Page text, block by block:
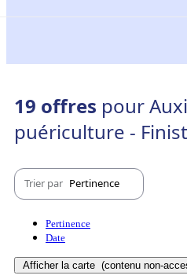
19 offres pour
puériculture -
Trier par Pertinence
Pertinence
Date
Afficher la carte (contenu non-